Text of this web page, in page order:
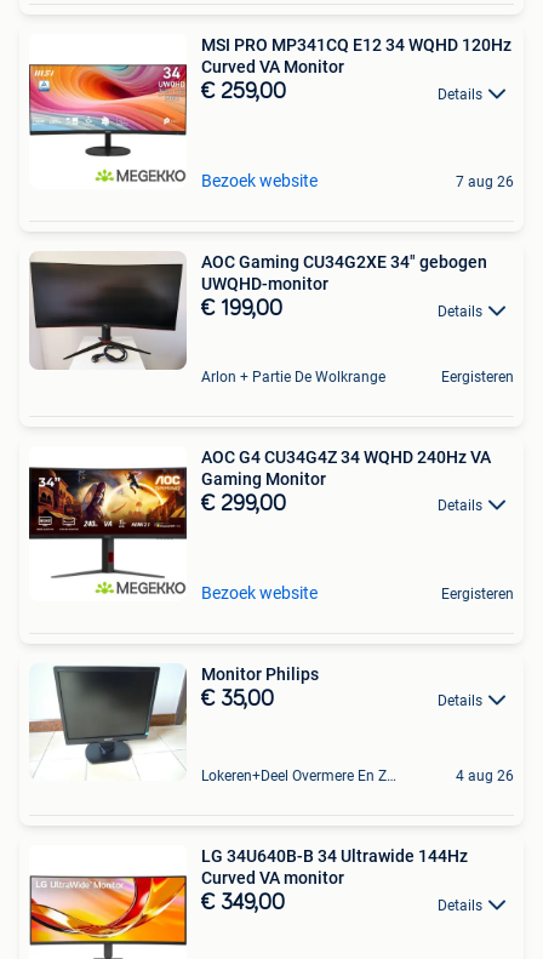
MSI PRO MP341CQ E12 34 WQHD 120Hz
Curved VA Monitor
€ 259,00 Details
Bezoek website 7 aug 26
AOC Gaming CU34G2XE 34" gebogen
UWQHD-monitor
€ 199,00 Details
Arlon + Partie De Wolkrange Eergisteren
AOC G4 CU34G4Z 34 WQHD 240Hz VA
Gaming Monitor
€ 299,00 Details
Bezoek website Eergisteren
Monitor Philips
€ 35,00 Details
Lokeren+Deel Overmere En Zele 4 aug 26
LG 34U640B-B 34 Ultrawide 144Hz
Curved VA monitor
€ 349,00 Details